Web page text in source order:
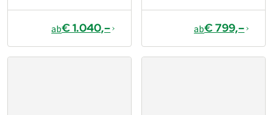
ab€ 1.040,– ab€ 799,–